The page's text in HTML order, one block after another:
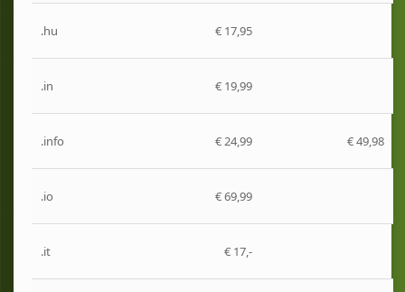
.hu € 17,95
.in € 19,99
.info € 24,99 € 49,98
.io € 69,99
.it € 17,-